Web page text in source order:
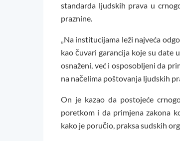
standarda ljudskih prava u
praznine.
„Na institucijama leži najveća
kao čuvari garancija koje su date
osnaženi, već i osposobljeni da
na načelima poštovanja ljudskih
On je kazao da postojeće
poretkom i da primjena zakona
kako je poručio, praksa sudskih